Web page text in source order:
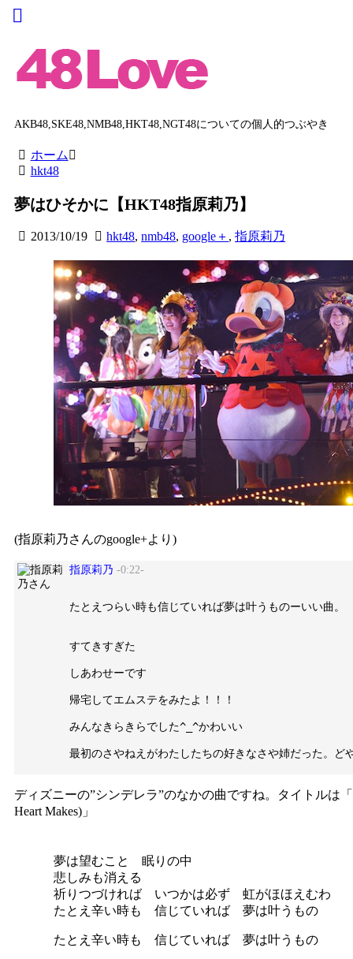
AKB48,SKE48,NMB48,HKT48,NGT48についての個人的つぶやき
ホーム
hkt48
夢はひそかに【HKT48指原莉乃】
2013/10/19 hkt48,nmb48, google＋ ,指原莉乃
(指原莉乃さんのgoogle+より)
指原莉乃 -0:22-
たとえつらい時も信じていれば夢は叶うものーいい曲。
すてきすぎた
しあわせーです
帰宅してエムステをみたよ！！！
みんなきらきらでした^_^かわいい
ディズニーの”シンデレラ”のなかの曲ですね。タイトルは
Heart Makes)」
夢は望むこと 眠りの中
悲しみも消える
祈りつづければ いつかは必ず 虹がほほえむわ
たとえ辛い時も 信じていれば 夢は叶うもの
たとえ辛い時も 信じていれば 夢は叶うもの